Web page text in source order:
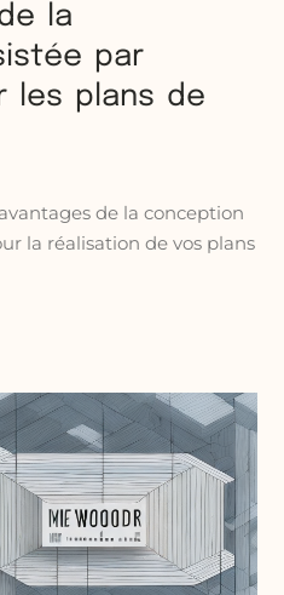
la
par
les plans de
de la conception
la réalisation de vos plans